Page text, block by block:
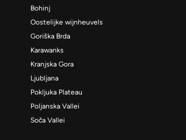
Bohinj
Oostelijke wijnheuvels
Goriška Brda
Karawanks
Kranjska Gora
Ljubljana
Pokljuka Plateau
Poljanska Vallei
Soča Vallei